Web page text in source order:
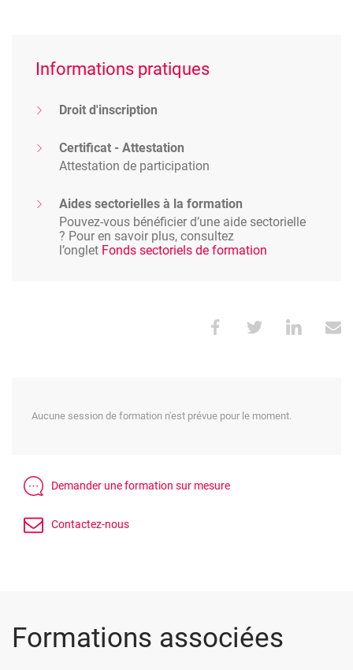
Informations pratiques
Droit d'inscription
Certificat - Attestation
Attestation de participation
Aides sectorielles à la formation
Pouvez-vous bénéficier d’une aide sectorielle
? Pour en savoir plus, consultez
l’onglet Fonds sectoriels de formation
Aucune session de formation n'est prévue pour le moment.
Formations associées